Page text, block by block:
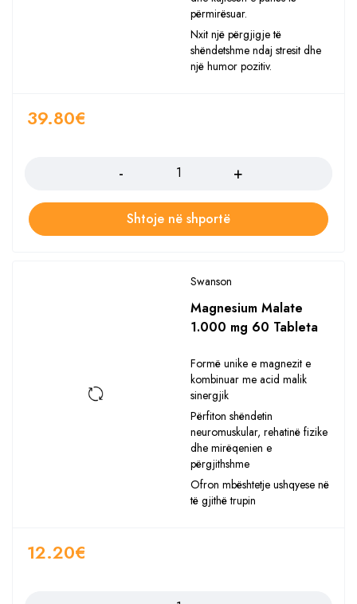
përmirësuar.
Nxit një përgjigje të
shëndetshme ndaj stresit dhe
një humor pozitiv.
39.80€
Shtoje në shportë
Swanson
Magnesium Malate
1.000 mg 60 Tableta
Formë unike e magnezit e
kombinuar me acid malik
sinergjik
Përfiton shëndetin
neuromuskular, rehatinë fizike
dhe mirëqenien e
përgjithshme
Ofron mbështetje ushqyese në
të gjithë trupin
12.20€